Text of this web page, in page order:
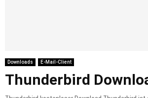
Downloads E-Mail-Client
Thunderbird